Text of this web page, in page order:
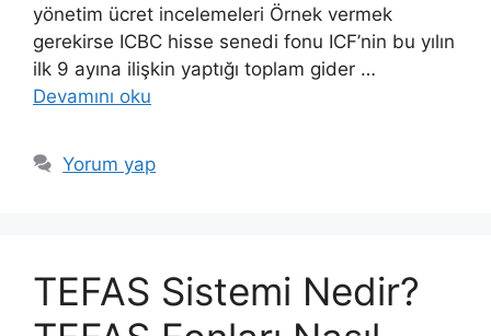
yönetim ücret incelemeleri Örnek vermek
gerekirse ICBC hisse senedi fonu ICF’nin bu yılın
ilk 9 ayına ilişkin yaptığı toplam gider …
Devamını oku
Yorum yap
TEFAS Sistemi Nedir?